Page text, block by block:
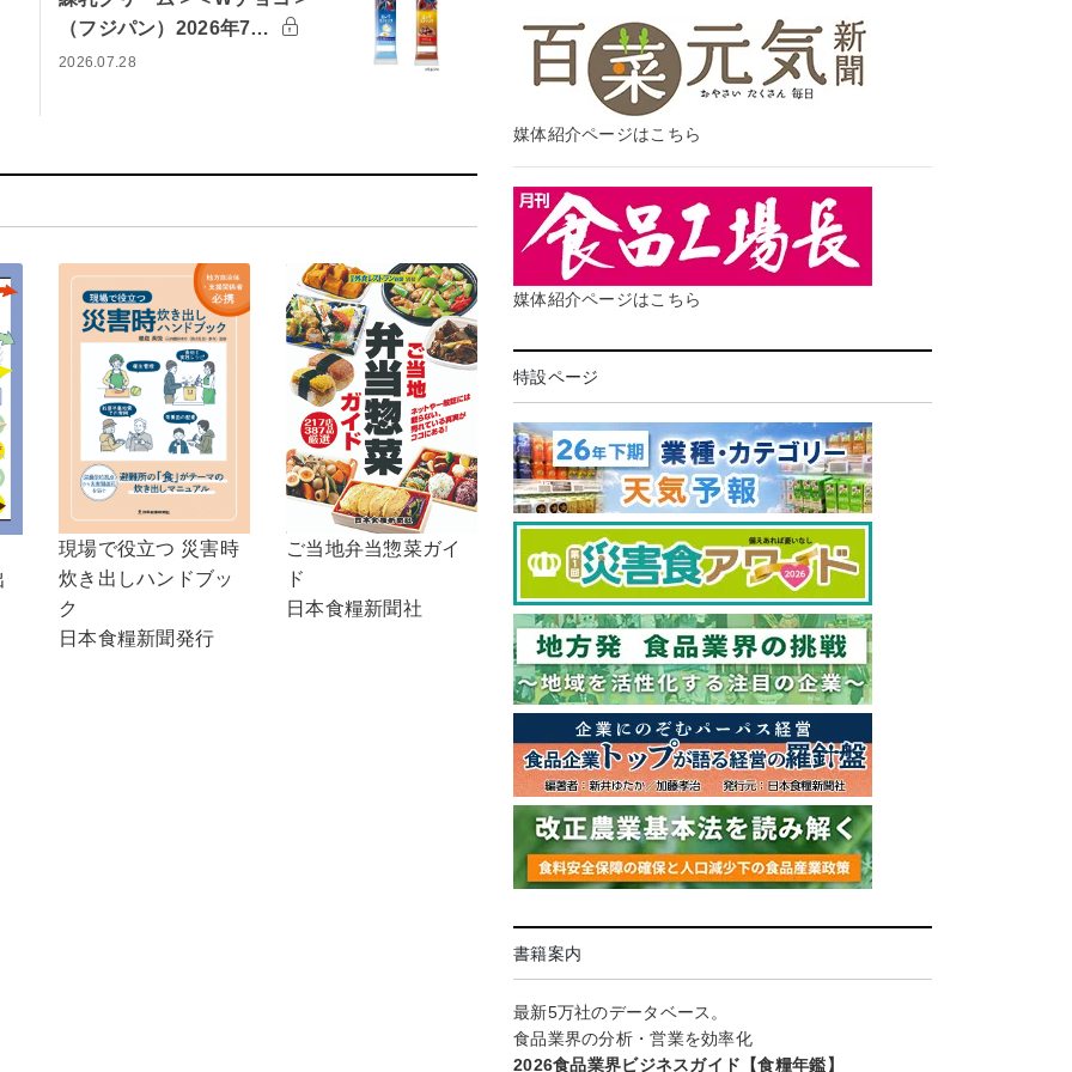
（フジパン）2026年7…
2026.07.28
現場で役立つ 災害時
炊き出しハンドブッ
ク
日本食糧新聞発行
ご当地弁当惣菜ガイ
ド
日本食糧新聞社
媒体紹介ページはこちら
媒体紹介ページはこちら
特設ページ
書籍案内
最新5万社のデータベース。
食品業界の分析・営業を効率化
2026食品業界ビジネスガイド【食糧年鑑】